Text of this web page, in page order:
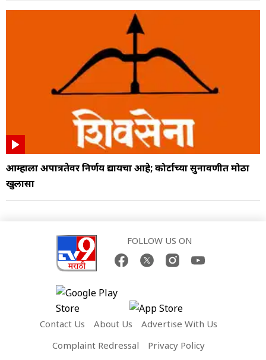
आम्हाला अपात्रतेवर निर्णय द्यायचा आहे; कोर्टाच्या सुनावणीत मोठा
खुलासा
FOLLOW US ON
Contact Us About Us
Advertise With Us
Complaint Redressal
Privacy Policy